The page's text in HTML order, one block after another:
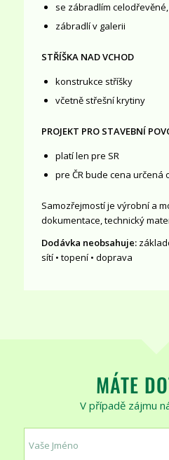
se zábradlím
zábradlí v galerii
STŘÍŠKA NAD VCHOD
konstrukce stříšky
včetně střešní krytiny
PROJEKT PRO STAVEBNÍ
platí len pre SR
pre ČR bude cena určená
Samozřejmostí je výrobní a
dokumentace, technický
Dodávka neobsahuje:
sítí • topení • doprava
MÁTE
V případě zájmu